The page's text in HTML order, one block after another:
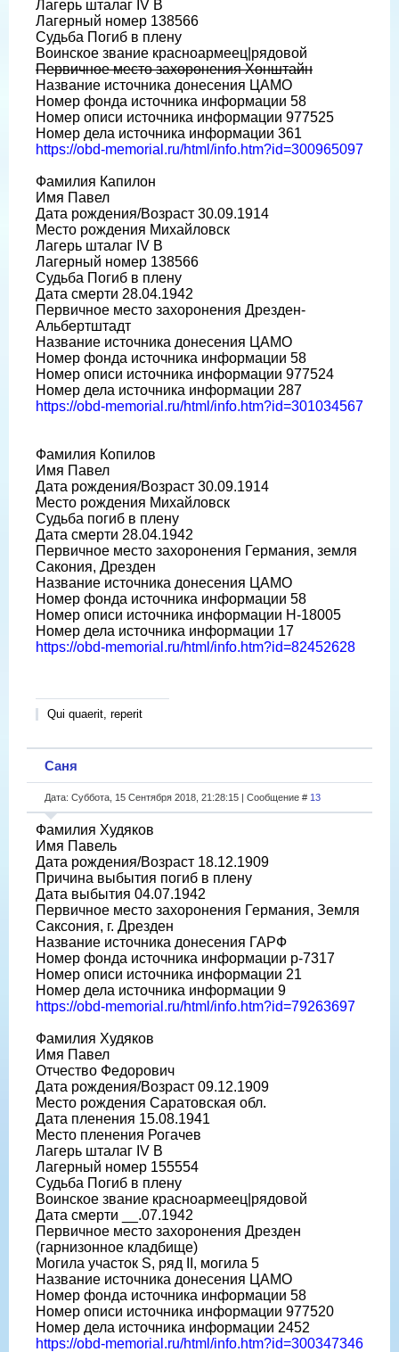
Лагерь шталаг IV B
Лагерный номер 138566
Судьба Погиб в плену
Воинское звание красноармеец|рядовой
Первичное место захоронения Хонштайн
Название источника донесения ЦАМО
Номер фонда источника информации 58
Номер описи источника информации 977525
Номер дела источника информации 361
https://obd-memorial.ru/html/info.htm?id=300965097
Фамилия Капилон
Имя Павел
Дата рождения/Возраст 30.09.1914
Место рождения Михайловск
Лагерь шталаг IV B
Лагерный номер 138566
Судьба Погиб в плену
Дата смерти 28.04.1942
Первичное место захоронения Дрезден-
Альбертштадт
Название источника донесения ЦАМО
Номер фонда источника информации 58
Номер описи источника информации 977524
Номер дела источника информации 287
https://obd-memorial.ru/html/info.htm?id=301034567
Фамилия Копилов
Имя Павел
Дата рождения/Возраст 30.09.1914
Место рождения Михайловск
Судьба погиб в плену
Дата смерти 28.04.1942
Первичное место захоронения Германия, земля
Сакония, Дрезден
Название источника донесения ЦАМО
Номер фонда источника информации 58
Номер описи источника информации H-18005
Номер дела источника информации 17
https://obd-memorial.ru/html/info.htm?id=82452628
Qui quaerit, reperit
Саня
Дата: Суббота, 15 Сентября 2018, 21:28:15 | Сообщение # 13
Фамилия Худяков
Имя Павель
Дата рождения/Возраст 18.12.1909
Причина выбытия погиб в плену
Дата выбытия 04.07.1942
Первичное место захоронения Германия, Земля
Саксония, г. Дрезден
Название источника донесения ГАРФ
Номер фонда источника информации р-7317
Номер описи источника информации 21
Номер дела источника информации 9
https://obd-memorial.ru/html/info.htm?id=79263697
Фамилия Худяков
Имя Павел
Отчество Федорович
Дата рождения/Возраст 09.12.1909
Место рождения Саратовская обл.
Дата пленения 15.08.1941
Место пленения Рогачев
Лагерь шталаг IV B
Лагерный номер 155554
Судьба Погиб в плену
Воинское звание красноармеец|рядовой
Дата смерти __.07.1942
Первичное место захоронения Дрезден
(гарнизонное кладбище)
Могила участок S, ряд II, могила 5
Название источника донесения ЦАМО
Номер фонда источника информации 58
Номер описи источника информации 977520
Номер дела источника информации 2452
https://obd-memorial.ru/html/info.htm?id=300347346